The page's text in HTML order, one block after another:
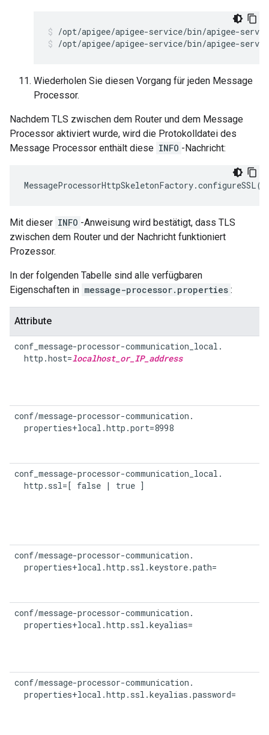
/opt/apigee/apigee-service/bin/apigee-
Wiederholen Sie diesen Vorgang für jeden Message
Processor.
Nachdem TLS zwischen dem Router und dem Message
Processor aktiviert wurde, wird die Protokolldatei des
Message Processor enthält diese INFO -Nachricht:
MessageProcessorHttpSkeletonFactory.configureSSL()
Mit dieser INFO -Anweisung wird bestätigt, dass TLS
zwischen dem Router und der Nachricht funktioniert
Prozessor.
In der folgenden Tabelle sind alle verfügbaren
Eigenschaften in message-processor.properties :
Attribute
conf_message-processor-communication_local.
  http.host=
localhost_or_IP_address
conf/message-processor-communication.
  properties+local.http.port=8998
conf_message-processor-communication_local.
  http.ssl=[ false | true ]
conf/message-processor-communication.
  properties+local.http.ssl.keystore.path=
conf/message-processor-communication.
  properties+local.http.ssl.keyalias=
conf/message-processor-communication.
  properties+local.http.ssl.keyalias.password=